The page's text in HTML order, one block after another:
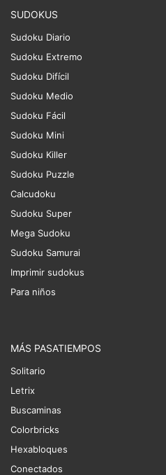
SUDOKUS
Sudoku Diario
Sudoku Extremo
Sudoku Difícil
Sudoku Medio
Sudoku Fácil
Sudoku Mini
Sudoku Killer
Sudoku Puzzle
Calcudoku
Sudoku Super
Mega Sudoku
Sudoku Samurai
Imprimir sudokus
Para niños
MÁS PASATIEMPOS
Solitario
Letrix
Buscaminas
Colorbricks
Hexabloques
Conectados